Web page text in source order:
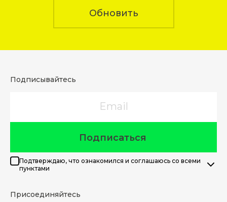
Обновить
Подписывайтесь
Подписаться
Подтверждаю, что ознакомился и соглашаюсь со всеми
пунктами
Присоединяйтесь